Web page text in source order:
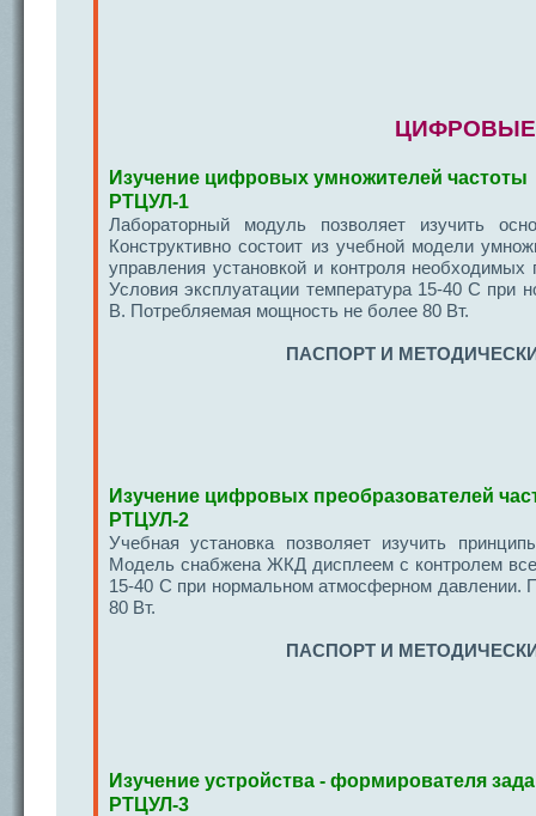
ЦИФРОВЫЕ
Изучение цифровых умножителей частоты
РТЦУЛ-1
Лабораторный модуль позволяет изучить
Конструктивно состоит из учебной модели
управления установкой и контроля
Условия эксплуатации температура 15-40 С при
В. Потребляемая мощность не более 80 Вт.
ПАСПОРТ И
Изучение цифровых преобразователей
РТЦУЛ-2
Учебная установка позволяет изучить
Модель снабжена ЖКД дисплеем с контролем
15-40 С при нормальном атмосферном давлении.
80 Вт.
ПАСПОРТ И
Изучение устройства - формирователя
РТЦУЛ-3